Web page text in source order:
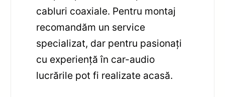
cabluri coaxiale. Pentru montaj
recomandăm un service
specializat, dar pentru pasionați
cu experiență în car-audio
lucrările pot fi realizate acasă.